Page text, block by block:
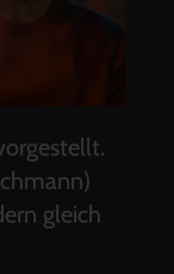
gleich